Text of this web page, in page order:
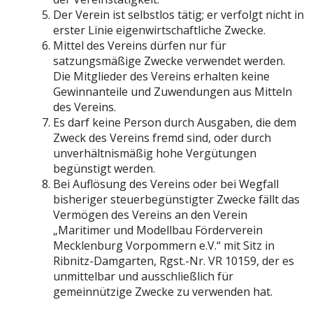
Der Verein ist selbstlos tätig; er verfolgt nicht in
erster Linie eigenwirtschaftliche Zwecke.
Mittel des Vereins dürfen nur für
satzungsmäßige Zwecke verwendet werden.
Die Mitglieder des Vereins erhalten keine
Gewinnanteile und Zuwendungen aus Mitteln
des Vereins.
Es darf keine Person durch Ausgaben, die dem
Zweck des Vereins fremd sind, oder durch
unverhältnismäßig hohe Vergütungen
begünstigt werden.
Bei Auflösung des Vereins oder bei Wegfall
bisheriger steuerbegünstigter Zwecke fällt das
Vermögen des Vereins an den Verein
„Maritimer und Modellbau Förderverein
Mecklenburg Vorpommern e.V.“ mit Sitz in
Ribnitz-Damgarten, Rgst.-Nr. VR 10159, der es
unmittelbar und ausschließlich für
gemeinnützige Zwecke zu verwenden hat.